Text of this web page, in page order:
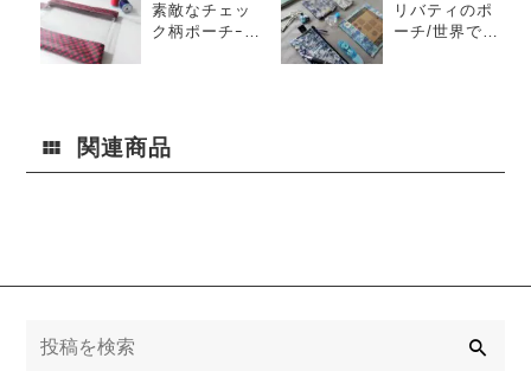
素敵なチェッ
ク柄ポーチｰ親
リバティのポ
ーチ/世界で最
関連商品